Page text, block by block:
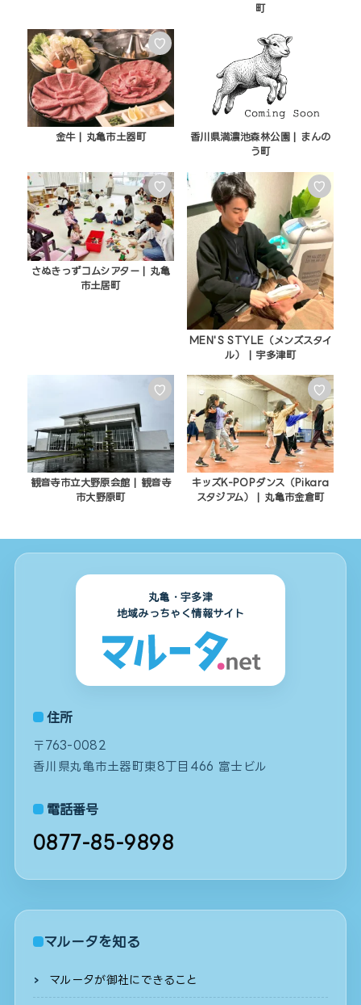
町
♡
金牛 | 丸亀市土器町
香川県満濃池森林公園 | まんの
う町
♡
さぬきっずコムシアター | 丸亀
市土居町
♡
MEN'S STYLE（メンズスタイ
ル） | 宇多津町
♡
観音寺市立大野原会館 | 観音寺
市大野原町
♡
キッズK-POPダンス（Pikara
スタジアム） | 丸亀市金倉町
丸亀・宇多津
地域みっちゃく情報サイト
住所
〒763-0082
香川県丸亀市土器町東8丁目466 富士ビル
電話番号
0877-85-9898
マルータを知る
マルータが御社にできること